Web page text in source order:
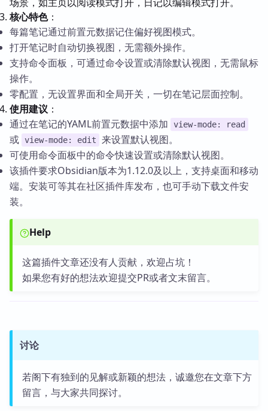
核心特色：
每篇笔记通过前置元数据记住偏好视图模式。
打开笔记时自动切换视图，无需额外操作。
支持命令面板，可通过命令设置或清除默认视图，无需鼠标
操作。
零配置，无设置界面和全局开关，一切在笔记层面控制。
使用建议 ：
通过在笔记的YAML前置元数据中添加
view-mode: read
或 view-mode: edit
来设置默认视图。
可使用命令面板中的命令快速设置或清除默认视图。
该插件要求Obsidian版本为1.12.0及以上，支持桌面和移动
端。安装可等其在社区插件库发布，也可手动下载文件安
装。
Help
这篇插件文章还没有人贡献，欢迎占坑！
如果您有好的想法欢迎提交PR或者文末留言。
讨论
若阁下有独到的见解或新颖的想法，诚邀您在文章下方
留言，与大家共同探讨。